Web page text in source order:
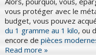
vous protéger avec le
budget, vous pouvez
du 1 gramme au 1 kilo, ou
encore de pièces
Read more »